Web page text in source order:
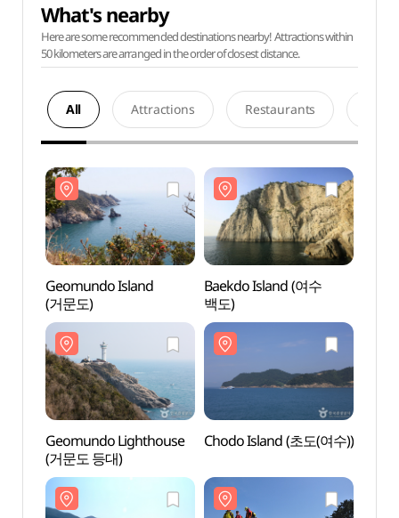
What's nearby
Here are some recommended destinations nearby! Attractions within
50 kilometers are arranged in the order of closest distance.
All Attractions Restaurants
Geomundo Island
(거문도)
Baekdo Island (여수
백도)
Geomundo Lighthouse
(거문도 등대)
Chodo Island (초도(여수))